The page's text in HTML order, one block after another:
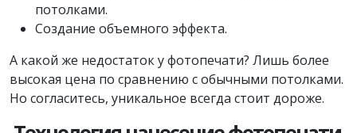
потолками.
Создание объемного эффекта.
А какой же недостаток у фотопечати? Лишь более
высокая цена по сравнению с обычными потолками.
Но согласитесь, уникальное всегда стоит дороже.